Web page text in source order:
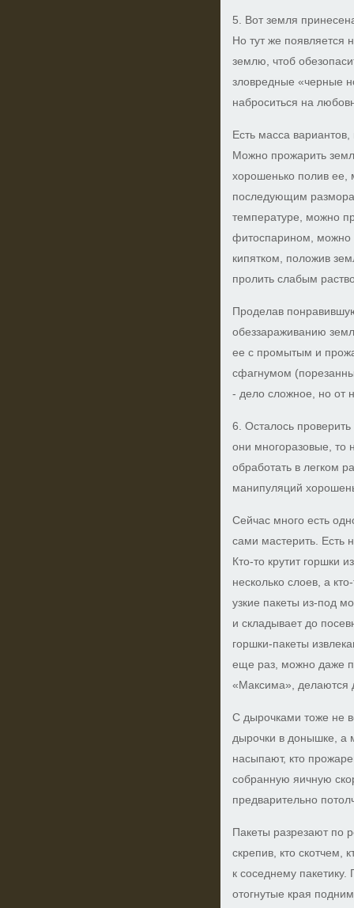
5. Вот земля
Но тут же появляется
землю, чтоб
зловредные «черные
наброситься на
Есть масса
Можно прожарить
хорошенько полив ее,
последующим
температуре, можно
фитоспарином, можно
кипятком, положив
пролить слабым
Проделав
обеззараживанию
ее с промытым и
сфагнумом
- дело сложное, но от
6. Осталось
они многоразовые, то
обработать в легком
манипуляций
Сейчас много есть
сами мастерить. Есть
Кто-то крутит горшки
несколько слоев, а
узкие пакеты из-под
и складывает до
горшки-пакеты
еще раз, можно даже
«Максима», делаются
С дырочками тоже не
дырочки в донышке, а
насыпают, кто
собранную яичную
предварительно
Пакеты разрезают по
скрепив, кто скотчем,
к соседнему
отогнутые края